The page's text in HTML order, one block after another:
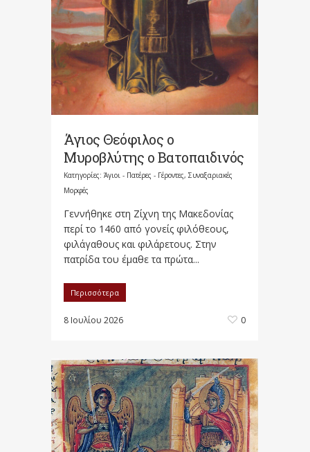
Άγιος Θεόφιλος ο
Μυροβλύτης ο Βατοπαιδινός
Κατηγορίες: Άγιοι - Πατέρες - Γέροντες, Συναξαριακές
Μορφές
Γεννήθηκε στη Ζίχνη της Μακεδονίας
περί το 1460 από γονείς φιλόθεους,
φιλάγαθους και φιλάρετους. Στην
πατρίδα του έμαθε τα πρώτα...
Περισσότερα
8 Ιουλίου 2026 0